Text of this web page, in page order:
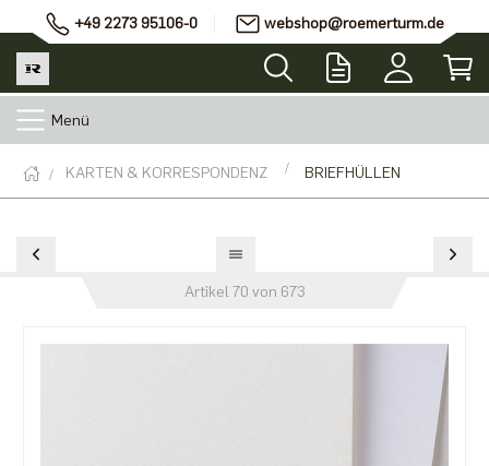
+49 2273 95106-0 webshop@roemerturm.de
Menü
KARTEN & KORRESPONDENZ BRIEFHÜLLEN
Artikel 70 von 673